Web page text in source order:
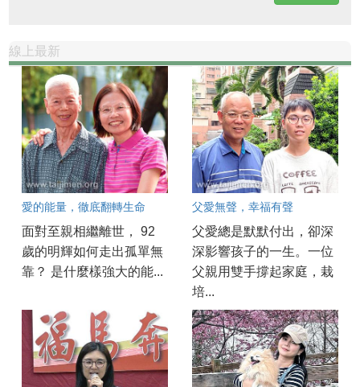
線上最新
愛的能量，徹底翻轉生命
面對至親相繼離世， 92
歲的明輝如何走出孤單無
靠？ 是什麼樣強大的能...
父愛無聲，幸福有聲
父愛總是默默付出，卻深
深影響孩子的一生。一位
父親用雙手撐起家庭，栽
培...